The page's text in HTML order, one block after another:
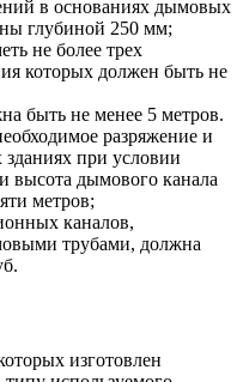
в основаниях дымовых
глубиной 250 мм;
не более трех
которых должен быть не
быть не менее 5 метров.
разряжение и
зданиях при условии
высота дымового канала
метров;
каналов,
трубами, должна
изготовлен